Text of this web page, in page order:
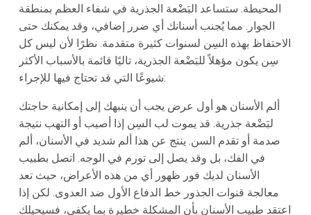
المحيطة. ستساعد البَضْعة الجذرية في شفاء العظم بمنطقة
الجوار. مما يُجنب أسنانك أي ضرر إضافي، وقد يمكنك حتى
الاحتفاظ بهذه السِن لسنوات كثيرة متقدمة. نظرًا لأن ليس كل
سِن يكون مؤهلاً للبَضْعة الجذرية، تاليًا قائمة بالأسباب الأكثر
شيوعًا التي قد تحتاج فيها للإجراء:
ألم الأسنان هو أول عرض يجب أن ينبهك إلى إمكانية حاجتك
لبَضْعة جذرية. قد يموت لب السِن إذا أصيب أو التهب نتيجة
صدمة أو تقدم السن. ينتج عن هذا ألم شديد في الأسنان، ألم
في الفك، بل وقد يصل إلى تورم في الوجه. اتصل بطبيب
الأسنان لديك فور ظهور أي من هذه الأعراض، حيث تعد
معالجة قنوات الجذور خط الدفاع الأول ضد العدوى. لكن إذا
اعتقد طبيب الأسنان بأن المشكلة خطيرة بما يكفي، فسيحيلك